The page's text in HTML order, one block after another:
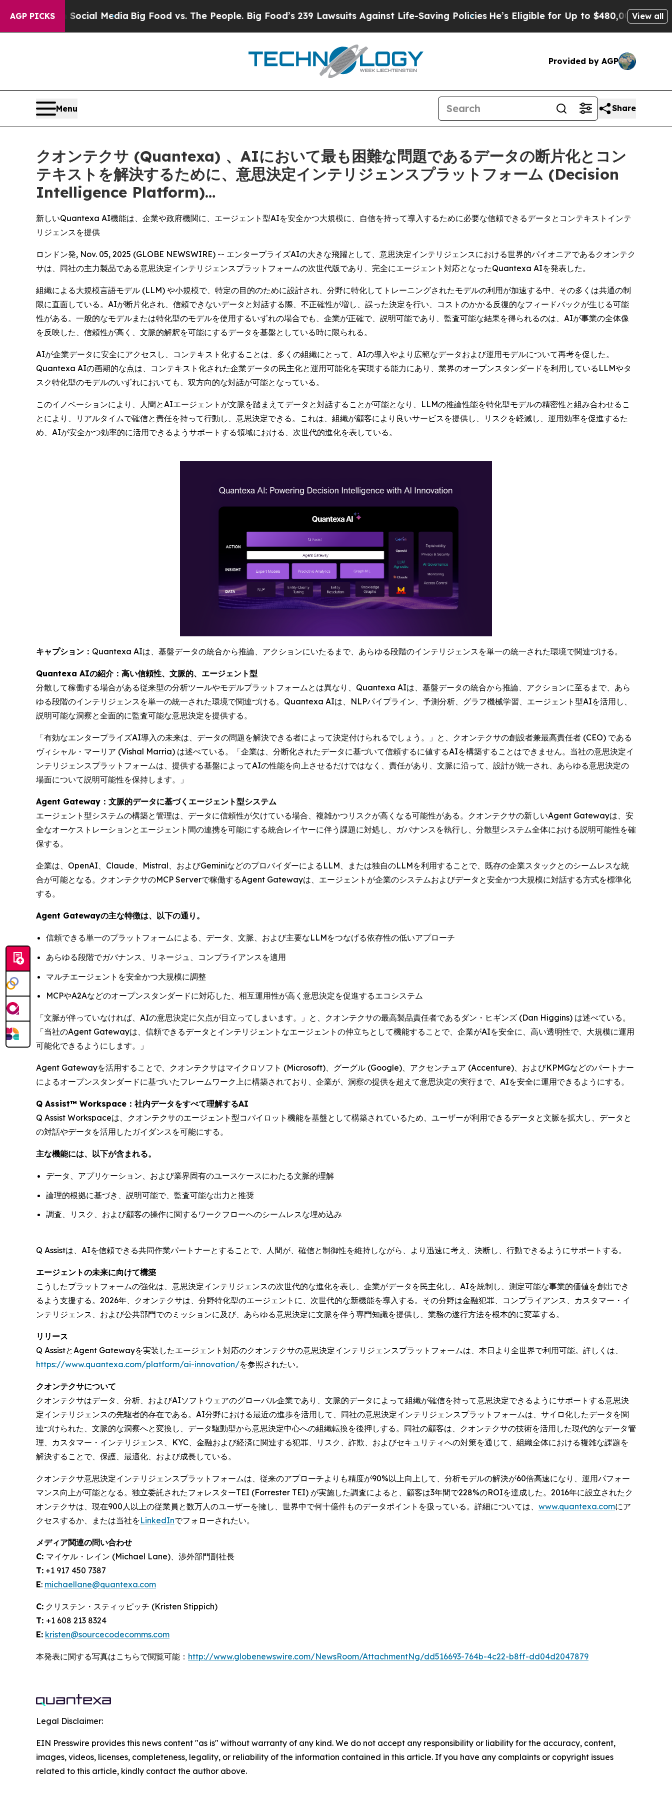
AGP PICKS
Social Media Big Food vs. The People. Big Food’s 239 Lawsuits Against Life-Saving PoliciesHe’s Eligible for Up to $480,000 After BeingView all
Provided by AGP
Menu Share
クオンテクサ (Quantexa) 、AIにおいて最も困難な問題であるデータの断片化とコン
テキストを解決するために、意思決定インテリジェンスプラットフォーム (Decision
Intelligence Platform)…
新しいQuantexa AI機能は、企業や政府機関に、エージェント型AIを安全かつ大規模に、自信を持って導入するために必要な信頼できるデータとコンテキストインテ
リジェンスを提供
ロンドン発, Nov. 05, 2025 (GLOBE NEWSWIRE) -- エンタープライズAIの大きな飛躍として、意思決定インテリジェンスにおける世界的パイオニアであるクオンテク
サは、同社の主力製品である意思決定インテリジェンスプラットフォームの次世代版であり、完全にエージェント対応となったQuantexa AIを発表した。
組織による大規模言語モデル (LLM) や小規模で、特定の目的のために設計され、分野に特化してトレーニングされたモデルの利用が加速する中、その多くは共通の制
限に直面している。AIが断片化され、信頼できないデータと対話する際、不正確性が増し、誤った決定を行い、コストのかかる反復的なフィードバックが生じる可能
性がある。一般的なモデルまたは特化型のモデルを使用するいずれの場合でも、企業が正確で、説明可能であり、監査可能な結果を得られるのは、AIが事業の全体像
を反映した、信頼性が高く、文脈的解釈を可能にするデータを基盤としている時に限られる。
AIが企業データに安全にアクセスし、コンテキスト化することは、多くの組織にとって、AIの導入やより広範なデータおよび運用モデルについて再考を促した。
Quantexa AIの画期的な点は、コンテキスト化された企業データの民主化と運用可能化を実現する能力にあり、業界のオープンスタンダードを利用しているLLMやタ
スク特化型のモデルのいずれにおいても、双方向的な対話が可能となっている。
このイノベーションにより、人間とAIエージェントが文脈を踏まえてデータと対話することが可能となり、LLMの推論性能を特化型モデルの精密性と組み合わせるこ
とにより、リアルタイムで確信と責任を持って行動し、意思決定できる。これは、組織が顧客により良いサービスを提供し、リスクを軽減し、運用効率を促進するた
め、AIが安全かつ効率的に活用できるようサポートする領域における、次世代的進化を表している。
キャプション： Quantexa AIは、基盤データの統合から推論、アクションにいたるまで、あらゆる段階のインテリジェンスを単一の統一された環境で関連づける。
Quantexa AIの紹介：高い信頼性、文脈的、エージェント型
分散して稼働する場合がある従来型の分析ツールやモデルプラットフォームとは異なり、Quantexa AIは、基盤データの統合から推論、アクションに至るまで、あら
ゆる段階のインテリジェンスを単一の統一された環境で関連づける。Quantexa AIは、NLPパイプライン、予測分析、グラフ機械学習、エージェント型AIを活用し、
説明可能な洞察と全面的に監査可能な意思決定を提供する。
「有効なエンタープライズAI導入の未来は、データの問題を解決できる者によって決定付けられるでしょう。」と、クオンテクサの創設者兼最高責任者 (CEO) である
ヴィシャル・マーリア (Vishal Marria) は述べている。「企業は、分断化されたデータに基づいて信頼するに値するAIを構築することはできません。当社の意思決定イ
ンテリジェンスプラットフォームは、提供する基盤によってAIの性能を向上させるだけではなく、責任があり、文脈に沿って、設計が統一され、あらゆる意思決定の
場面について説明可能性を保持します。」
Agent Gateway：文脈的データに基づくエージェント型システム
エージェント型システムの構築と管理は、データに信頼性が欠けている場合、複雑かつリスクが高くなる可能性がある。クオンテクサの新しいAgent Gatewayは、安
全なオーケストレーションとエージェント間の連携を可能にする統合レイヤーに伴う課題に対処し、ガバナンスを執行し、分散型システム全体における説明可能性を確
保する。
企業は、OpenAI、Claude、Mistral、およびGeminiなどのプロバイダーによるLLM、または独自のLLMを利用することで、既存の企業スタックとのシームレスな統
合が可能となる。クオンテクサのMCP Serverで稼働するAgent Gatewayは、エージェントが企業のシステムおよびデータと安全かつ大規模に対話する方式を標準化
する。
Agent Gatewayの主な特徴は、以下の通り。
信頼できる単一のプラットフォームによる、データ、文脈、および主要なLLMをつなげる依存性の低いアプローチ
あらゆる段階でガバナンス、リネージュ、コンプライアンスを適用
マルチエージェントを安全かつ大規模に調整
MCPやA2Aなどのオープンスタンダードに対応した、相互運用性が高く意思決定を促進するエコシステム
「文脈が伴っていなければ、AIの意思決定に欠点が目立ってしまいます。」と、クオンテクサの最高製品責任者であるダン・ヒギンズ (Dan Higgins) は述べている。
「当社のAgent Gatewayは、信頼できるデータとインテリジェントなエージェントの仲立ちとして機能することで、企業がAIを安全に、高い透明性で、大規模に運用
可能化できるようにします。」
Agent Gatewayを活用することで、クオンテクサはマイクロソフト (Microsoft)、グーグル (Google)、アクセンチュア (Accenture)、およびKPMGなどのパートナー
によるオープンスタンダードに基づいたフレームワーク上に構築されており、企業が、洞察の提供を超えて意思決定の実行まで、AIを安全に運用できるようにする。
Q Assist™ Workspace：社内データをすべて理解するAI
Q Assist Workspaceは、クオンテクサのエージェント型コパイロット機能を基盤として構築されているため、ユーザーが利用できるデータと文脈を拡大し、データと
の対話やデータを活用したガイダンスを可能にする。
主な機能には、以下が含まれる。
データ、アプリケーション、および業界固有のユースケースにわたる文脈的理解
論理的根拠に基づき、説明可能で、監査可能な出力と推奨
調査、リスク、および顧客の操作に関するワークフローへのシームレスな埋め込み
Q Assistは、AIを信頼できる共同作業パートナーとすることで、人間が、確信と制御性を維持しながら、より迅速に考え、決断し、行動できるようにサポートする。
エージェントの未来に向けて構築
こうしたプラットフォームの強化は、意思決定インテリジェンスの次世代的な進化を表し、企業がデータを民主化し、AIを統制し、測定可能な事業的価値を創出でき
るよう支援する。2026年、クオンテクサは、分野特化型のエージェントに、次世代的な新機能を導入する。その分野は金融犯罪、コンプライアンス、カスタマー・イ
ンテリジェンス、および公共部門でのミッションに及び、あらゆる意思決定に文脈を伴う専門知識を提供し、業務の遂行方法を根本的に変革する。
リリース
Q AssistとAgent Gatewayを実装したエージェント対応のクオンテクサの意思決定インテリジェンスプラットフォームは、本日より全世界で利用可能。詳しくは、
https://www.quantexa.com/platform/ai-innovation/を参照されたい。
クオンテクサについて
クオンテクサはデータ、分析、およびAIソフトウェアのグローバル企業であり、文脈的データによって組織が確信を持って意思決定できるようにサポートする意思決
定インテリジェンスの先駆者的存在である。AI分野における最近の進歩を活用して、同社の意思決定インテリジェンスプラットフォームは、サイロ化したデータを関
連づけられた、文脈的な洞察へと変換し、データ駆動型から意思決定中心への組織転換を後押しする。同社の顧客は、クオンテクサの技術を活用した現代的なデータ管
理、カスタマー・インテリジェンス、KYC、金融および経済に関連する犯罪、リスク、詐欺、およびセキュリティへの対策を通じて、組織全体における複雑な課題を
解決することで、保護、最適化、および成長している。
クオンテクサ意思決定インテリジェンスプラットフォームは、従来のアプローチよりも精度が90%以上向上して、分析モデルの解決が60倍高速になり、運用パフォー
マンス向上が可能となる。独立委託されたフォレスターTEI (Forrester TEI) が実施した調査によると、顧客は3年間で228%のROIを達成した。2016年に設立されたク
オンテクサは、現在900人以上の従業員と数万人のユーザーを擁し、世界中で何十億件ものデータポイントを扱っている。詳細については、 www.quantexa.comにア
クセスするか、または当社をLinkedInでフォローされたい。
メディア関連の問い合わせ
C: マイケル・レイン (Michael Lane)、渉外部門副社長
T: +1 917 450 7387
E: michaellane@quantexa.com
C: クリステン・スティッピッチ (Kristen Stippich)
T: +1 608 213 8324
E: kristen@sourcecodecomms.com
本発表に関する写真はこちらで閲覧可能： http://www.globenewswire.com/NewsRoom/AttachmentNg/dd516693-764b-4c22-b8ff-dd04d2047879
Legal Disclaimer:
EIN Presswire provides this news content "as is" without warranty of any kind. We do not accept any responsibility or liability for the accuracy, content,
images, videos, licenses, completeness, legality, or reliability of the information contained in this article. If you have any complaints or copyright issues
related to this article, kindly contact the author above.